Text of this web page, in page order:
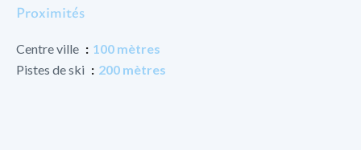
Proximités
Centre ville
100 mètres
Pistes de ski
200 mètres